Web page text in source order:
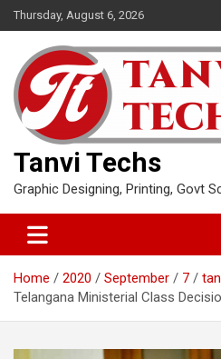
Skip
to
content
Thursday, August 6, 2026
Tanvi Techs
Graphic Designing, Printing, Govt
Home 2020 September 7
Telangana Ministerial Class